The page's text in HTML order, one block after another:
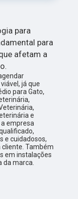
para
para
afetam a
já que
para Gato,
e
empresa
e cuidadosos,
Também
em instalações
da marca.